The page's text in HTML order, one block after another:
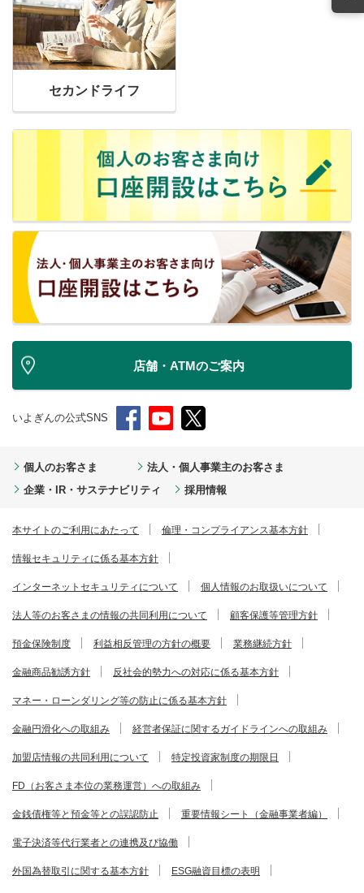
セカンドライフ
店舗・ATMのご案内
いよぎんの公式SNS
個人のお客さま
法人・個人事業主のお客さま
企業・IR・サステナビリティ
採用情報
本サイトのご利用にあたって 倫理・コンプライアンス基本方針
情報セキュリティに係る基本方針
インターネットセキュリティについて 個人情報のお取扱いについて
法人等のお客さまの情報の共同利用について 顧客保護等管理方針
預金保険制度 利益相反管理の方針の概要 業務継続方針
金融商品勧誘方針 反社会的勢力への対応に係る基本方針
マネー・ローンダリング等の防止に係る基本方針
金融円滑化への取組み 経営者保証に関するガイドラインへの取組み
加盟店情報の共同利用について 特定投資家制度の期限日
FD（お客さま本位の業務運営）への取組み
金銭債権等と預金等との誤認防止 重要情報シート（金融事業者編）
電子決済等代行業者との連携及び協働
外国為替取引に関する基本方針 ESG融資目標の表明